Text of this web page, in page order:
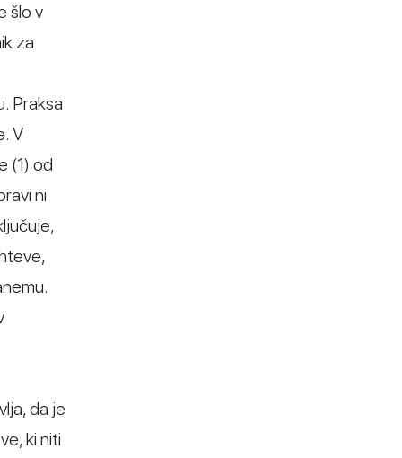
šlo v
za
Praksa
V
(1) od
ni
da je
ki niti